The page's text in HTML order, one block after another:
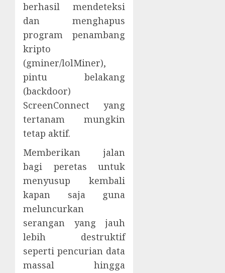
berhasil mendeteksi
dan menghapus
program penambang
kripto
(gminer/lolMiner),
pintu belakang
(backdoor)
ScreenConnect yang
tertanam mungkin
tetap aktif.
Memberikan jalan
bagi peretas untuk
menyusup kembali
kapan saja guna
meluncurkan
serangan yang jauh
lebih destruktif
seperti pencurian data
massal hingga